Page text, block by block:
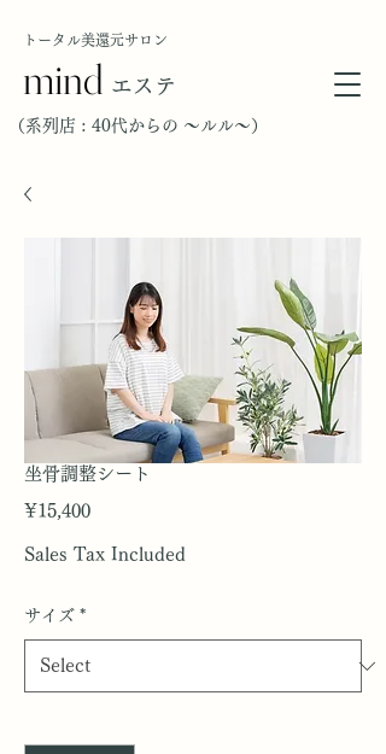
トータル美還元サロン
mind エステ
（​系列店 : 40代からの ～ルル～）
坐骨調整シート
¥15,400Price
Sales Tax Included
サイズ *